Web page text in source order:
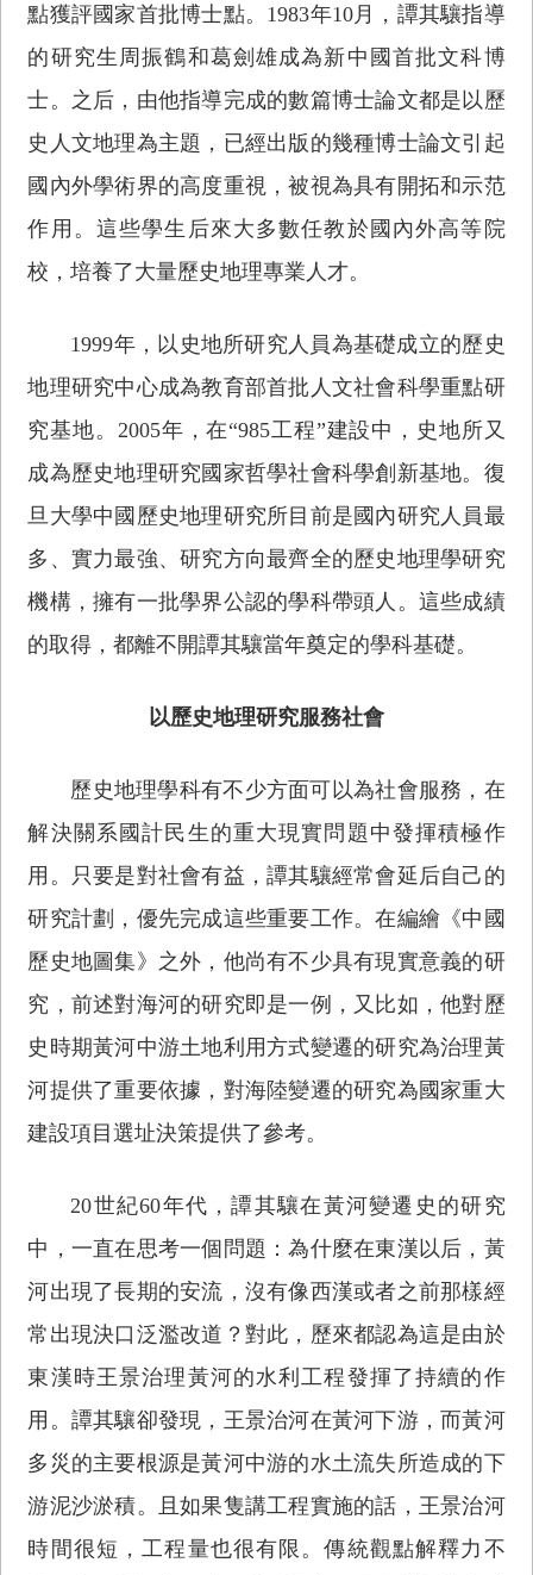
點獲評國家首批博士點。1983年10月，譚其驤指導
的研究生周振鶴和葛劍雄成為新中國首批文科博
士。之后，由他指導完成的數篇博士論文都是以歷
史人文地理為主題，已經出版的幾種博士論文引起
國內外學術界的高度重視，被視為具有開拓和示范
作用。這些學生后來大多數任教於國內外高等院
校，培養了大量歷史地理專業人才。
1999年，以史地所研究人員為基礎成立的歷史
地理研究中心成為教育部首批人文社會科學重點研
究基地。2005年，在“985工程”建設中，史地所又
成為歷史地理研究國家哲學社會科學創新基地。復
旦大學中國歷史地理研究所目前是國內研究人員最
多、實力最強、研究方向最齊全的歷史地理學研究
機構，擁有一批學界公認的學科帶頭人。這些成績
的取得，都離不開譚其驤當年奠定的學科基礎。
以歷史地理研究服務社會
歷史地理學科有不少方面可以為社會服務，在
解決關系國計民生的重大現實問題中發揮積極作
用。只要是對社會有益，譚其驤經常會延后自己的
研究計劃，優先完成這些重要工作。在編繪《中國
歷史地圖集》之外，他尚有不少具有現實意義的研
究，前述對海河的研究即是一例，又比如，他對歷
史時期黃河中游土地利用方式變遷的研究為治理黃
河提供了重要依據，對海陸變遷的研究為國家重大
建設項目選址決策提供了參考。
20世紀60年代，譚其驤在黃河變遷史的研究
中，一直在思考一個問題：為什麼在東漢以后，黃
河出現了長期的安流，沒有像西漢或者之前那樣經
常出現決口泛濫改道？對此，歷來都認為這是由於
東漢時王景治理黃河的水利工程發揮了持續的作
用。譚其驤卻發現，王景治河在黃河下游，而黃河
多災的主要根源是黃河中游的水土流失所造成的下
游泥沙淤積。且如果隻講工程實施的話，王景治河
時間很短，工程量也很有限。傳統觀點解釋力不